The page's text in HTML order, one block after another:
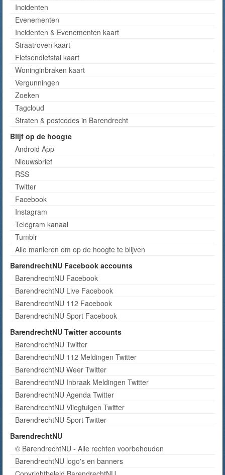
Incidenten
Evenementen
Incidenten & Evenementen kaart
Straatroven kaart
Fietsendiefstal kaart
Woninginbraken kaart
Vergunningen
Zoeken
Tagcloud
Straten & postcodes in Barendrecht
Blijf op de hoogte
Android App
Nieuwsbrief
RSS
Twitter
Facebook
Instagram
Telegram kanaal
Tumblr
Alle manieren om op de hoogte te blijven
BarendrechtNU Facebook accounts
BarendrechtNU Facebook
BarendrechtNU Live Facebook
BarendrechtNU 112 Facebook
BarendrechtNU Sport Facebook
BarendrechtNU Twitter accounts
BarendrechtNU Twitter
BarendrechtNU 112 Meldingen Twitter
BarendrechtNU Weer Twitter
BarendrechtNU Inbraak Meldingen Twitter
BarendrechtNU Agenda Twitter
BarendrechtNU Vliegtuigen Twitter
BarendrechtNU Sport Twitter
BarendrechtNU
© BarendrechtNU - Alle rechten voorbehouden
BarendrechtNU logo's en banners